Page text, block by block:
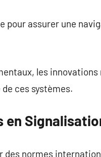
pour assurer une
les
ces systèmes.
en
normes